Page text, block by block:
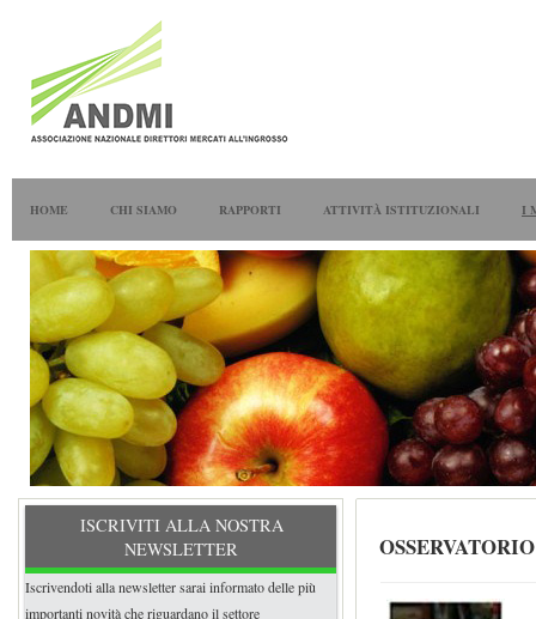
HOME CHI SIAMO RAPPORTI ATTIVITÀ ISTITUZIONALI I
ISCRIVITI ALLA NOSTRA
NEWSLETTER
Iscrivendoti alla newsletter sarai informato delle più
importanti novità che riguardano il settore